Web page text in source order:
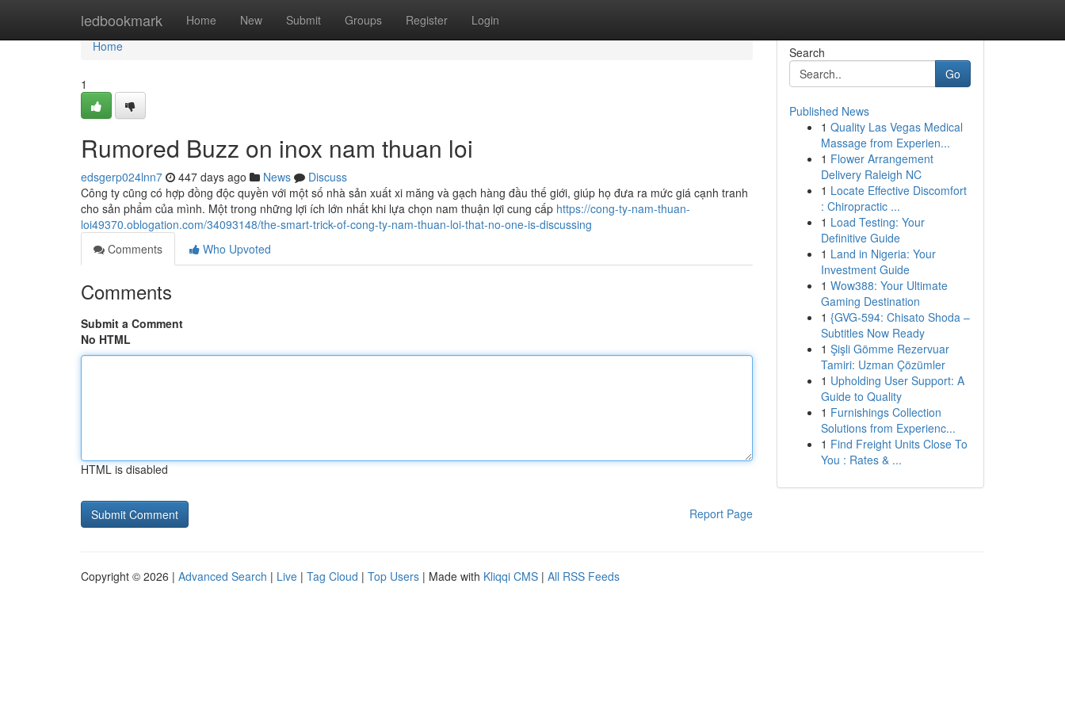
ledbookmark Home New Submit Groups Register Login
Home
Home
1
Rumored Buzz on inox nam thuan loi
edsgerp024lnn7 447 days ago News
Discuss
Công ty cũng có hợp đồng độc quyền với một số nhà sản xuất xi măng và gạch hàng đầu thế giới, giúp họ đưa ra mức giá cạnh tranh
cho sản phẩm của mình. Một trong những lợi ích lớn nhất khi lựa chọn nam thuận lợi cung cấp https://cong-ty-nam-thuan-
loi49370.oblogation.com/34093148/the-smart-trick-of-cong-ty-nam-thuan-loi-that-no-one-is-discussing
Comments
Who Upvoted
Comments
Submit a Comment
No HTML
HTML is disabled
Report Page
Search
Go
Published News
1 Quality Las Vegas Medical
Massage from Experien...
1 Flower Arrangement
Delivery Raleigh NC
1 Locate Effective Discomfort
: Chiropractic ...
1 Load Testing: Your
Definitive Guide
1 Land in Nigeria: Your
Investment Guide
1 Wow388: Your Ultimate
Gaming Destination
1 {GVG-594: Chisato Shoda –
Subtitles Now Ready
1 Şişli Gömme Rezervuar
Tamiri: Uzman Çözümler
1 Upholding User Support: A
Guide to Quality
1 Furnishings Collection
Solutions from Experienc...
1 Find Freight Units Close To
You : Rates & ...
Copyright © 2026 | Advanced Search | Live | Tag Cloud | Top Users | Made with Kliqqi CMS | All RSS Feeds